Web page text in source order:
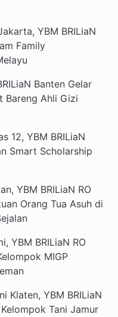
YBM BRILiaN
Family
Banten Gelar
Bareng Ahli Gizi
12, YBM BRILiaN
Smart Scholarship
YBM BRILiaN RO
Orang Tua Asuh di
YBM BRILiaN RO
MIGP
Klaten, YBM BRILiaN
Tani Jamur